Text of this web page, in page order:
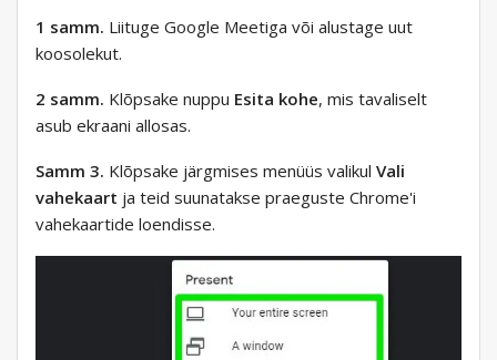
1 samm. Liituge Google Meetiga või alustage uut
koosolekut.
2 samm. Klõpsake nuppu Esita kohe, mis tavaliselt
asub ekraani allosas.
Samm 3. Klõpsake järgmises menüüs valikul Vali
vahekaart ja teid suunatakse praeguste Chrome'i
vahekaartide loendisse.